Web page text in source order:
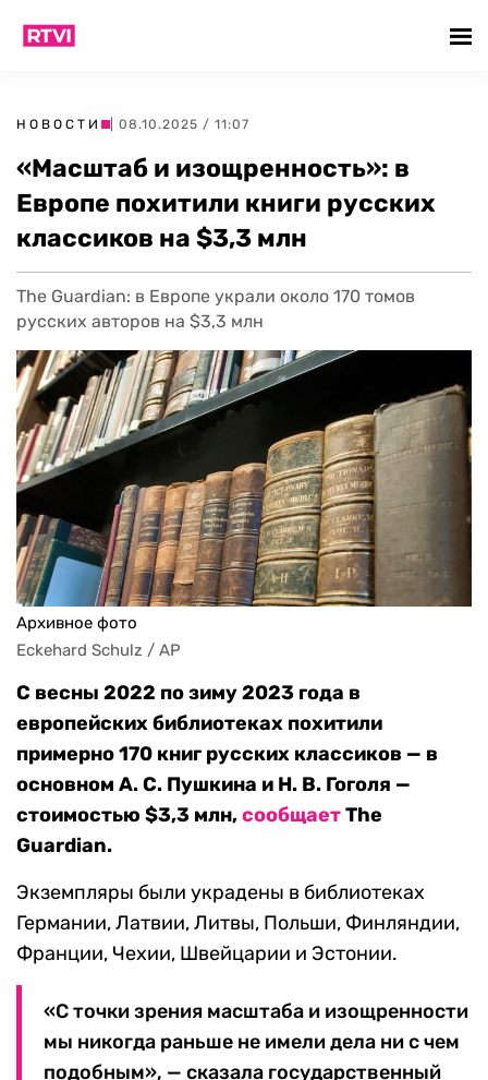
НОВОСТИ | 08.10.2025 / 11:07
«Масштаб и изощренность»: в
Европе похитили книги русских
классиков на $3,3 млн
The Guardian: в Европе украли около 170 томов
русских авторов на $3,3 млн
Архивное фото
Eckehard Schulz / AP
С весны 2022 по зиму 2023 года в
европейских библиотеках похитили
примерно 170 книг русских классиков — в
основном А. С. Пушкина и Н. В. Гоголя —
стоимостью $3,3 млн,сообщаетThe
Guardian.
Экземпляры были украдены в библиотеках
Германии, Латвии, Литвы, Польши, Финляндии,
Франции, Чехии, Швейцарии и Эстонии.
«С точки зрения масштаба и изощренности
мы никогда раньше не имели дела ни с чем
подобным», — сказала государственный